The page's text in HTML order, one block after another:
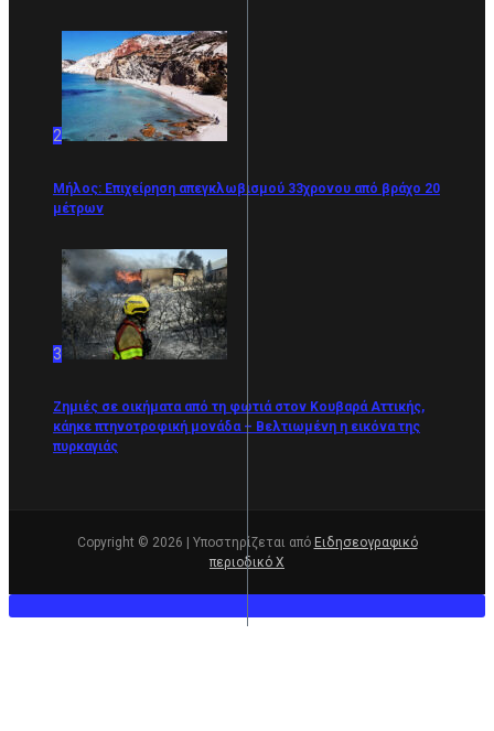
2
Μήλος: Επιχείρηση απεγκλωβισμού 33χρονου από βράχο 20
μέτρων
3
Ζημιές σε οικήματα από τη φωτιά στον Κουβαρά Αττικής,
κάηκε πτηνοτροφική μονάδα – Βελτιωμένη η εικόνα της
πυρκαγιάς
Copyright © 2026 | Υποστηρίζεται από Ειδησεογραφικό
περιοδικό Χ